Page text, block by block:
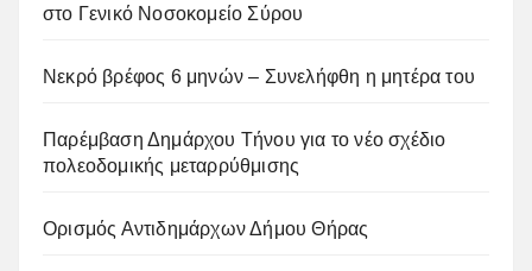
στο Γενικό Νοσοκομείο Σύρου
Νεκρό βρέφος 6 μηνών – Συνελήφθη η μητέρα του
Παρέμβαση Δημάρχου Τήνου για το νέο σχέδιο
πολεοδομικής μεταρρύθμισης
Ορισμός Αντιδημάρχων Δήμου Θήρας